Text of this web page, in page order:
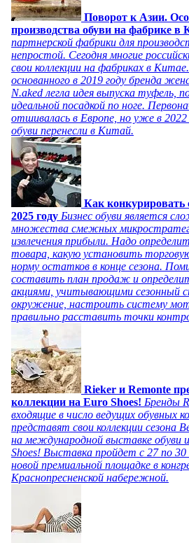
Поворот к Азии.
производства обуви на фабрике в
партнерской фабрики для
непростой. Сегодня многие
свои коллекции на фабриках в
основанного в 2019 году бренда
N.aked легла идея выпуска туфель,
идеальной посадкой по ноге.
отшивалась в Европе, но уже в 2022
обуви перенесли в Китай.
Как конкурировать
2025 году Бизнес обуви является
множества смежных
извлечения прибыли. Надо
товара, какую установить
норму остатков в конце сезона.
составить план продаж и
акциями, учитывающими сезонный
окружение, настроить систему
правильно расставить точки
Rieker и Remonte
коллекции на Euro Shoes! Бренды
входящие в число ведущих обувных
представят свои коллекции сезона
на международной выставке обуви и
Shoes! Выставка пройдет c 27 по 30
новой премиальной площадке в
Краснопресненской набережной.